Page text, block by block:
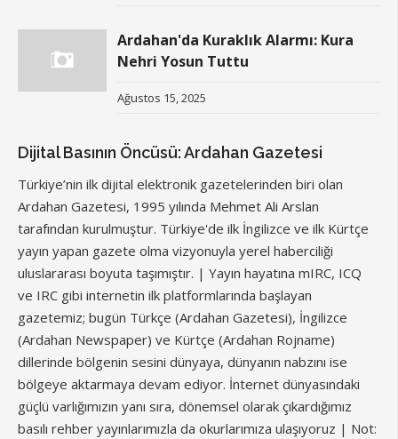
Ardahan'da Kuraklık Alarmı: Kura
Nehri Yosun Tuttu
Ağustos 15, 2025
Dijital Basının Öncüsü: Ardahan Gazetesi
Türkiye’nin ilk dijital elektronik gazetelerinden biri olan
Ardahan Gazetesi, 1995 yılında Mehmet Ali Arslan
tarafından kurulmuştur. Türkiye'de ilk İngilizce ve ilk Kürtçe
yayın yapan gazete olma vizyonuyla yerel haberciliği
uluslararası boyuta taşımıştır. | Yayın hayatına mIRC, ICQ
ve IRC gibi internetin ilk platformlarında başlayan
gazetemiz; bugün Türkçe (Ardahan Gazetesi), İngilizce
(Ardahan Newspaper) ve Kürtçe (Ardahan Rojname)
dillerinde bölgenin sesini dünyaya, dünyanın nabzını ise
bölgeye aktarmaya devam ediyor. İnternet dünyasındaki
güçlü varlığımızın yanı sıra, dönemsel olarak çıkardığımız
basılı rehber yayınlarımızla da okurlarımıza ulaşıyoruz | Not: